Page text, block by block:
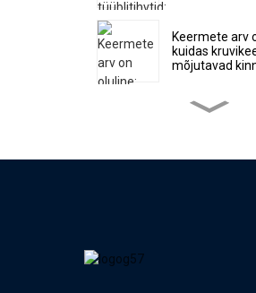
Keermete arv
kuidas
mõjutavad
Kas